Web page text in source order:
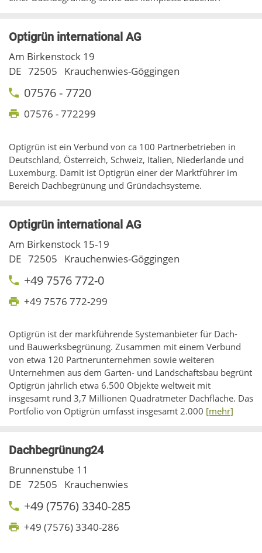
Optigrün international AG
Am Birkenstock 19
DE 72505 Krauchenwies-Göggingen
07576 - 7720
07576 - 772299
Optigrün ist ein Verbund von ca 100 Partnerbetrieben in
Deutschland, Österreich, Schweiz, Italien, Niederlande und
Luxemburg. Damit ist Optigrün einer der Marktführer im
Bereich Dachbegrünung und Gründachsysteme.
Optigrün international AG
Am Birkenstock 15-19
DE 72505 Krauchenwies-Göggingen
+49 7576 772-0
+49 7576 772-299
Optigrün ist der markführende Systemanbieter für Dach-
und Bauwerksbegrünung. Zusammen mit einem Verbund
von etwa 120 Partnerunternehmen sowie weiteren
Unternehmen aus dem Garten- und Landschaftsbau begrünt
Optigrün jährlich etwa 6.500 Objekte weltweit mit
insgesamt rund 3,7 Millionen Quadratmeter Dachfläche. Das
Portfolio von Optigrün umfasst insgesamt 2.000 [mehr]
Dachbegrünung24
Brunnenstube 11
DE 72505 Krauchenwies
+49 (7576) 3340-285
+49 (7576) 3340-286